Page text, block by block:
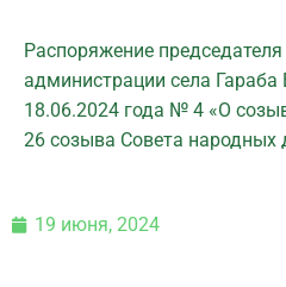
Распоряжение
администрации села Гараба
18.06.2024 года № 4 «О
26 созыва Совета народных
19 июня, 2024